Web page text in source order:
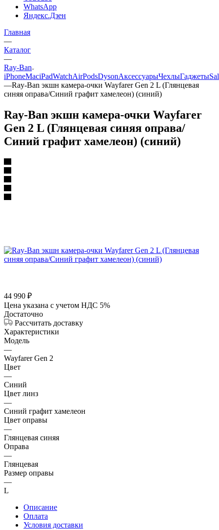
WhatsApp
Яндекс.Дзен
Главная
—
Каталог
—
Ray-Ban
iPhoneMaciPadWatchAirPodsDysonАксессуарыЧехлыГаджеты
—Ray-Ban экшн камера-очки Wayfarer Gen 2 L (Глянцевая
синяя оправа/Синий графит хамелеон) (синий)
Ray-Ban экшн камера-очки Wayfarer
Gen 2 L (Глянцевая синяя оправа/
Синий графит хамелеон) (синий)
44 990 ₽
Цена указана с учетом НДС 5%
Достаточно
Рассчитать доставку
Характеристики
Модель
—
Wayfarer Gen 2
Цвет
—
Синий
Цвет линз
—
Синий графит хамелеон
Цвет оправы
—
Глянцевая синяя
Оправа
—
Глянцевая
Размер оправы
—
L
Описание
Оплата
Условия доставки